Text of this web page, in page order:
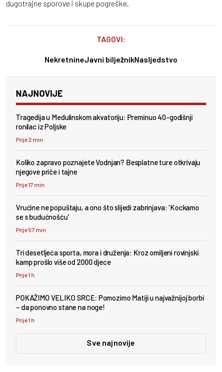
dugotrajne sporove i skupe pogreške.
TAGOVI:
NekretnineJavni bilježnikNasljedstvo
NAJNOVIJE
Tragedija u Medulinskom akvatoriju: Preminuo 40-godišnji
ronilac iz Poljske
Prije 2 min
Koliko zapravo poznajete Vodnjan? Besplatne ture otkrivaju
njegove priče i tajne
Prije 17 min
Vrućine ne popuštaju, a ono što slijedi zabrinjava: 'Kockamo
se s budućnošću'
Prije 57 min
Tri desetljeća sporta, mora i druženja: Kroz omiljeni rovinjski
kamp prošlo više od 2000 djece
Prije 1 h
POKAŽIMO VELIKO SRCE: Pomozimo Matiji u najvažnijoj borbi
– da ponovno stane na noge!
Prije 1 h
Sve najnovije